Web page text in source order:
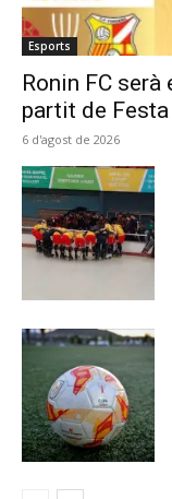
Esports
Ronin FC
partit de
6 d'agost de 2026